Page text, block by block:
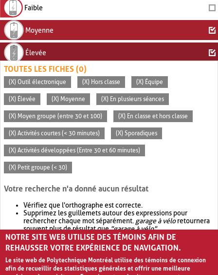
Faible
Moyenne
Élevée
TOUTES LES FICHES (0)
(X) Outil électronique (X) Hors classe (X) Équipe
(X) Élevée (X) Moyenne (X) En plusieurs séances
(X) Moyen groupe (entre 30 et 100) (X) En classe et hors classe
(X) Activités courtes (< 30 minutes) (X) Sporadiques
(X) Activités développées (Entre 30 et 60 minutes)
(X) Petit groupe (< 30)
Votre recherche n'a donné aucun résultat
Vérifiez que l'orthographe est correcte.
Supprimez les guillemets autour des expressions pour
rechercher chaque mot séparément. garage à véloretournera
souvent plus de résultat que"garage à vélo".
Envisagez d'élargir votre recherche avec OR.garage OR vélo
retournera souvent plus de résultat quegarage à vélo
NOTRE SITE WEB UTILISE DES TÉMOINS AFIN DE
REHAUSSER VOTRE EXPÉRIENCE DE NAVIGATION.
Le site web de Polytechnique Montréal utilise des témoins de connexion
afin de recueillir des statistiques générales et offrir une meilleure